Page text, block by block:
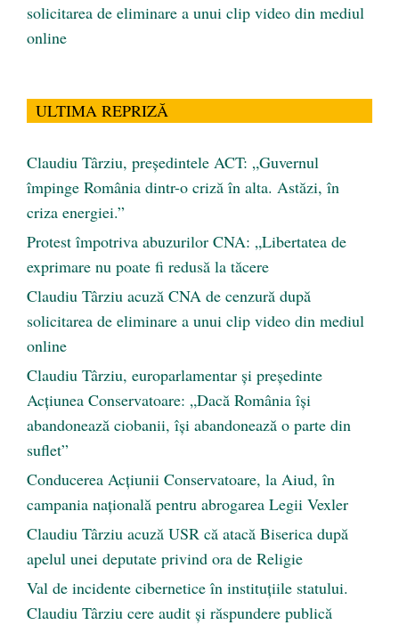
solicitarea de eliminare a unui clip video din mediul
online
ULTIMA REPRIZĂ
Claudiu Târziu, președintele ACT: „Guvernul
împinge România dintr-o criză în alta. Astăzi, în
criza energiei.”
Protest împotriva abuzurilor CNA: „Libertatea de
exprimare nu poate fi redusă la tăcere
Claudiu Târziu acuză CNA de cenzură după
solicitarea de eliminare a unui clip video din mediul
online
Claudiu Târziu, europarlamentar și președinte
Acțiunea Conservatoare: „Dacă România își
abandonează ciobanii, își abandonează o parte din
suflet”
Conducerea Acțiunii Conservatoare, la Aiud, în
campania națională pentru abrogarea Legii Vexler
Claudiu Târziu acuză USR că atacă Biserica după
apelul unei deputate privind ora de Religie
Val de incidente cibernetice în instituțiile statului.
Claudiu Târziu cere audit și răspundere publică